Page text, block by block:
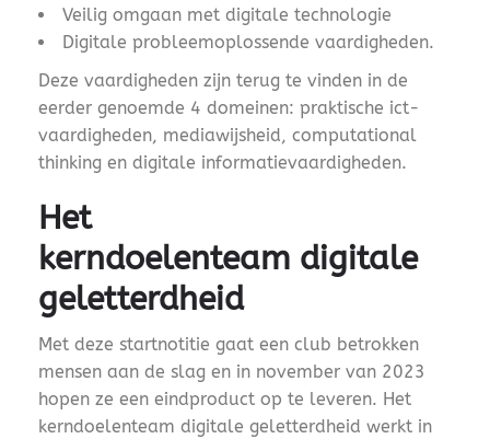
Veilig omgaan met digitale technologie
Digitale probleemoplossende vaardigheden.
Deze vaardigheden zijn terug te vinden in de
eerder genoemde 4 domeinen: praktische ict-
vaardigheden, mediawijsheid, computational
thinking en digitale informatievaardigheden.
Het
kerndoelenteam digitale
geletterdheid
Met deze startnotitie gaat een club betrokken
mensen aan de slag en in november van 2023
hopen ze een eindproduct op te leveren. Het
kerndoelenteam digitale geletterdheid werkt in